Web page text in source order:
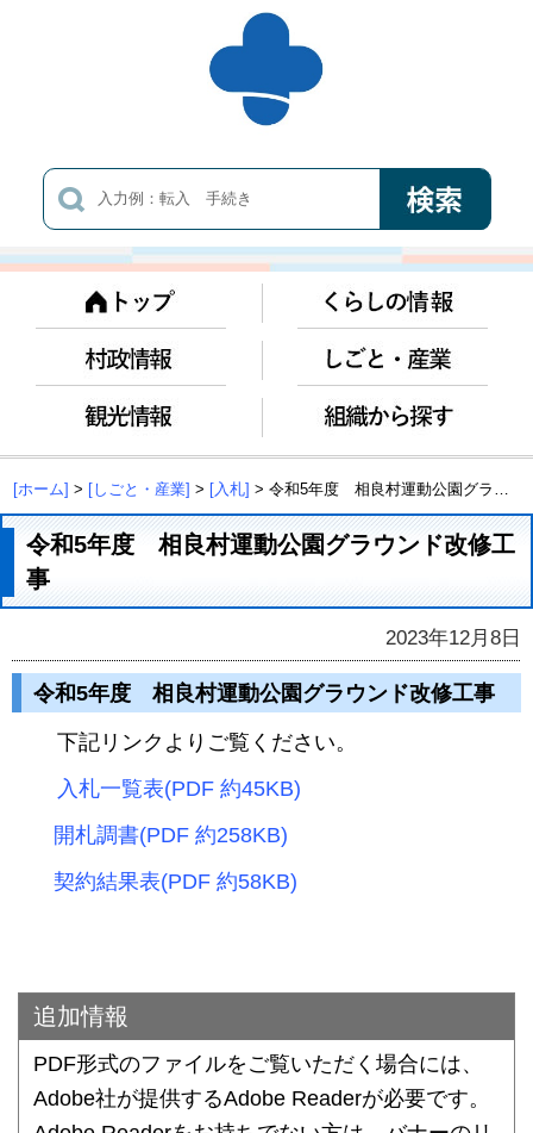
[ホーム] > [しごと・産業] > [入札] > 令和5年度 相良村運動公園グラウンド改修工事
令和5年度 相良村運動公園グラウンド改修工
事
2023年12月8日
令和5年度 相良村運動公園グラウンド改修工事
下記リンクよりご覧ください。
入札一覧表(PDF 約45KB)
開札調書(PDF 約258KB)
契約結果表(PDF 約58KB)
追加情報
PDF形式のファイルをご覧いただく場合には、
Adobe社が提供するAdobe Readerが必要です。